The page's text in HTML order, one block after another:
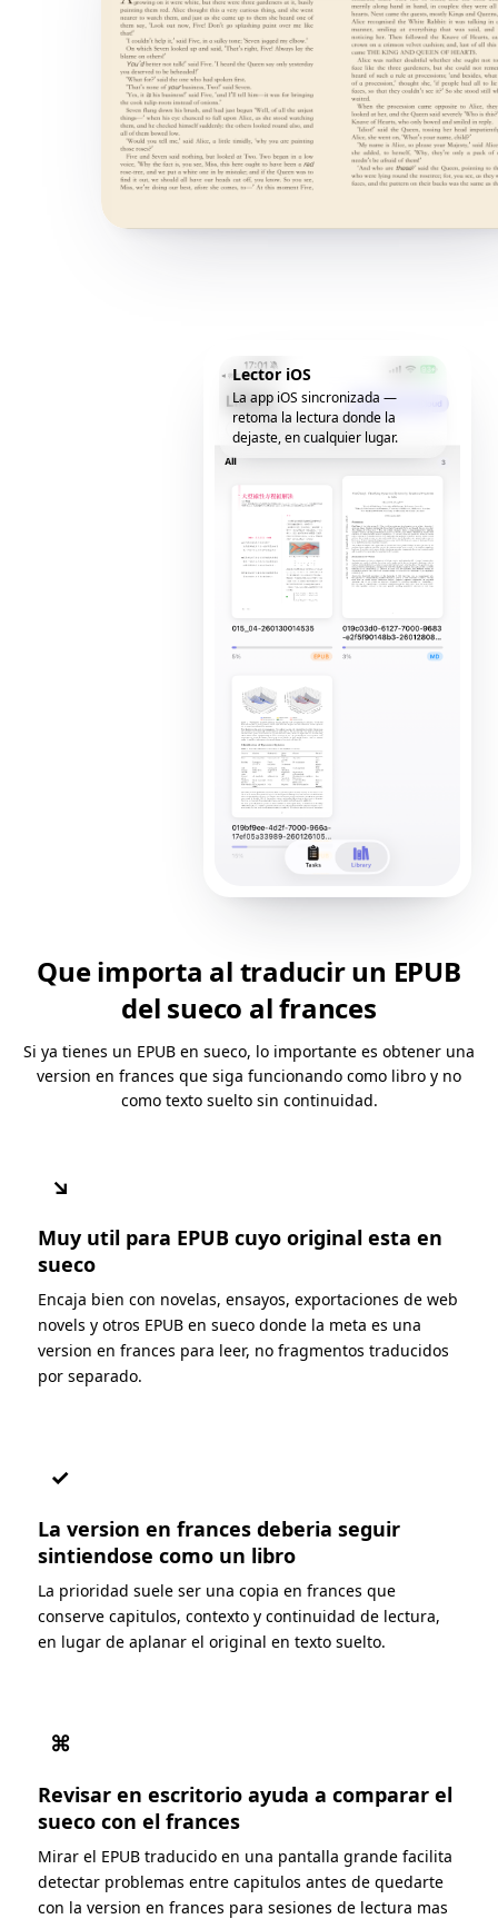
Lector iOS
La app iOS sincronizada —
retoma la lectura donde la
dejaste, en cualquier lugar.
Que importa al traducir un EPUB
del sueco al frances
Si ya tienes un EPUB en sueco, lo importante es obtener una
version en frances que siga funcionando como libro y no
como texto suelto sin continuidad.
↘
Muy util para EPUB cuyo original esta en
sueco
Encaja bien con novelas, ensayos, exportaciones de web
novels y otros EPUB en sueco donde la meta es una
version en frances para leer, no fragmentos traducidos
por separado.
✓
La version en frances deberia seguir
sintiendose como un libro
La prioridad suele ser una copia en frances que
conserve capitulos, contexto y continuidad de lectura,
en lugar de aplanar el original en texto suelto.
⌘
Revisar en escritorio ayuda a comparar el
sueco con el frances
Mirar el EPUB traducido en una pantalla grande facilita
detectar problemas entre capitulos antes de quedarte
con la version en frances para sesiones de lectura mas